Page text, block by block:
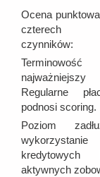
Ocena
czterech
czynników:
najważniejszy
Regularne
podnosi scoring.
Poziom
aktywnych